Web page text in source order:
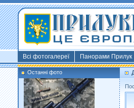
Всі фотогалереї Панорами Прилук
Останні фото
Фото: Київ 2022
Власник:
morsresistis
Галерея:
Templates
Додано: 2022-11-13